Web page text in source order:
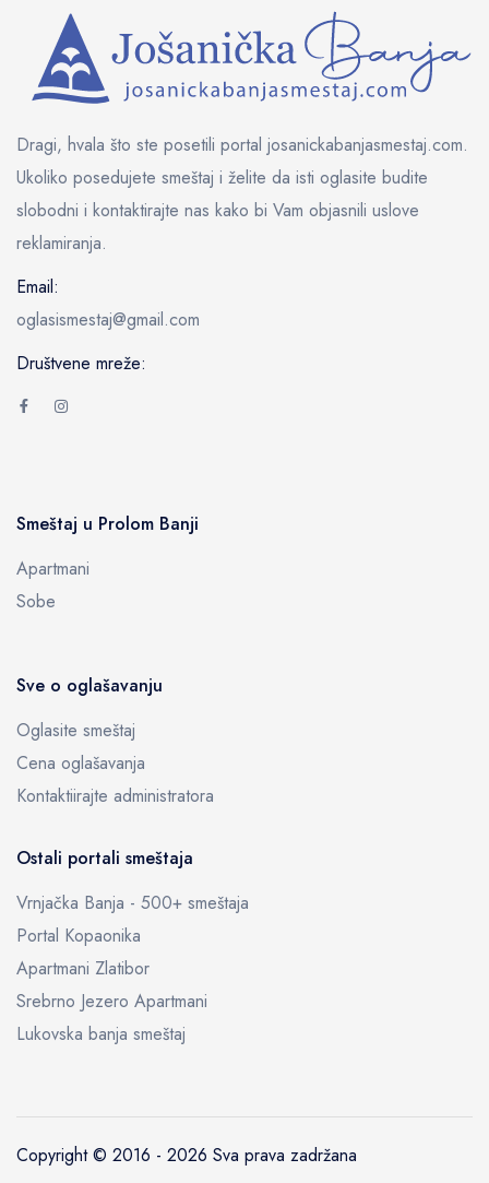
Dragi, hvala što ste posetili portal josanickabanjasmestaj.com.
Ukoliko posedujete smeštaj i želite da isti oglasite budite
slobodni i kontaktirajte nas kako bi Vam objasnili uslove
reklamiranja.
Email:
oglasismestaj@gmail.com
Društvene mreže:
Smeštaj u Prolom Banji
Apartmani
Sobe
Sve o oglašavanju
Oglasite smeštaj
Cena oglašavanja
Kontaktiirajte administratora
Ostali portali smeštaja
Vrnjačka Banja - 500+ smeštaja
Portal Kopaonika
Apartmani Zlatibor
Srebrno Jezero Apartmani
Lukovska banja smeštaj
Copyright © 2016 - 2026 Sva prava zadržana